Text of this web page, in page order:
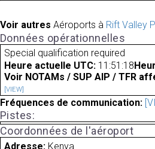
Voir autres Aéroports à Rift Valley
Données opérationnelles
Special qualification required
Heure actuelle UTC: 11:51:18
Voir NOTAMs / SUP AIP / TFR
[VIEW]
Fréquences de communication:
Pistes:
Coordonnées de l'aéroport
Adresse: Kenya